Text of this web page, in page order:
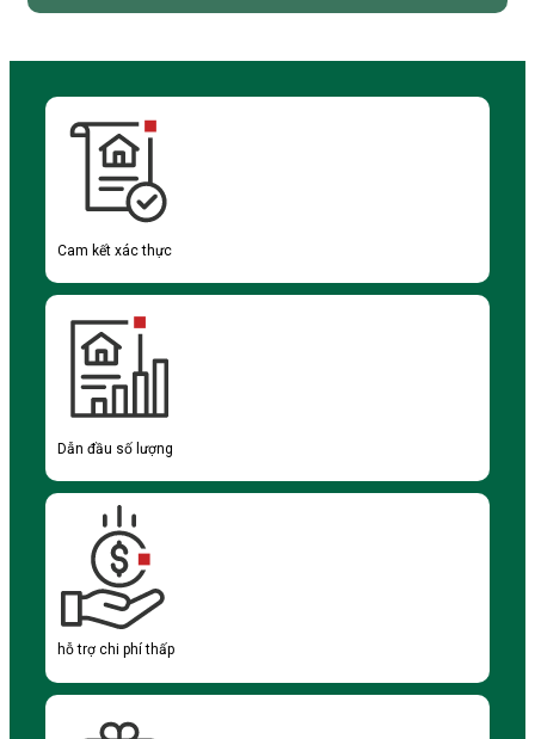
Cam kết xác thực
Dẫn đầu số lượng
hỗ trợ chi phí thấp